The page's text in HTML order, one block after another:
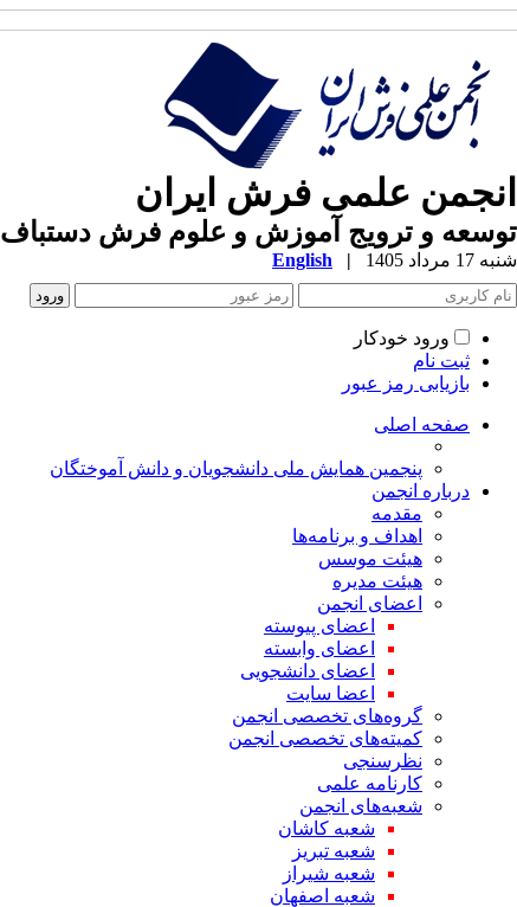
انجمن علمی فرش ایران
توسعه و ترویج آموزش و علوم فرش دستباف
شنبه 17 مرداد 1405 |
English
ورود خودکار
ثبت نام
بازیابی رمز عبور
صفحه اصلی
پنجمین همایش ملی دانشجویان و دانش آموختگان
درباره انجمن
مقدمه
اهداف و برنامه‌ها
هیئت موسس
هیئت مدیره
اعضای انجمن
اعضای پیوسته
اعضای وابسته
اعضای دانشجویی
اعضا سایت
گروه‌های تخصصی انجمن
کمیته‌های تخصصی انجمن
نظرسنجی
کارنامه علمی
شعبه‌های انجمن
شعبه کاشان
شعبه تبریز
شعبه شیراز
شعبه اصفهان